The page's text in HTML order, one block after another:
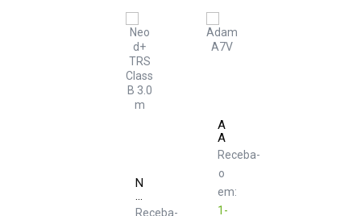
Neo
TRS
Receba-
Adam
A7V
Receba-
o
em:
1-